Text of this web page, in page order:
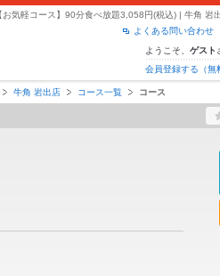
よくある問い合わせ
ようこそ、 ゲスト
会員登録する（無
牛角 岩出店 コース一覧 コース